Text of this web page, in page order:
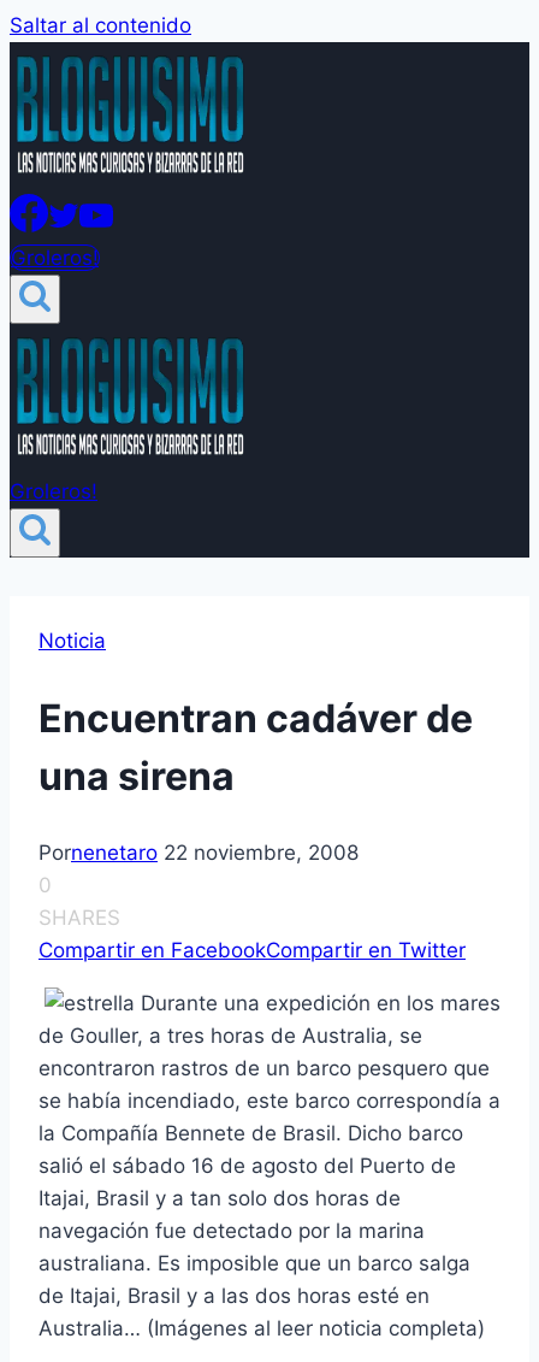
Saltar al contenido
Groleros!
Groleros!
Noticia
Encuentran cadáver de
una sirena
Pornenetaro 22 noviembre, 2008
0
SHARES
Compartir en FacebookCompartir en Twitter
Durante una expedición en los mares
de Gouller, a tres horas de Australia, se
encontraron rastros de un barco pesquero que
se habí­a incendiado, este barco correspondí­a a
la Compañí­a Bennete de Brasil. Dicho barco
salió el sábado 16 de agosto del Puerto de
Itajai, Brasil y a tan solo dos horas de
navegación fue detectado por la marina
australiana. Es imposible que un barco salga
de Itajai, Brasil y a las dos horas esté en
Australia… (Imágenes al leer noticia completa)